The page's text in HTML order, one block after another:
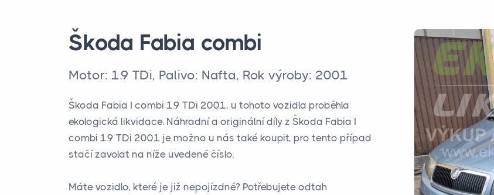
Škoda Fabia combi
Motor: 1.9 TDi, Palivo: Nafta, Rok výroby: 2001
Škoda Fabia I combi 1.9 TDi 2001, u tohoto vozidla proběhla
ekologická likvidace. Náhradní a originální díly z Škoda Fabia I
combi 1.9 TDi 2001 je možno u nás také koupit, pro tento případ
stačí zavolat na níže uvedené číslo.
Máte vozidlo, které je již nepojízdné? Potřebujete odtah